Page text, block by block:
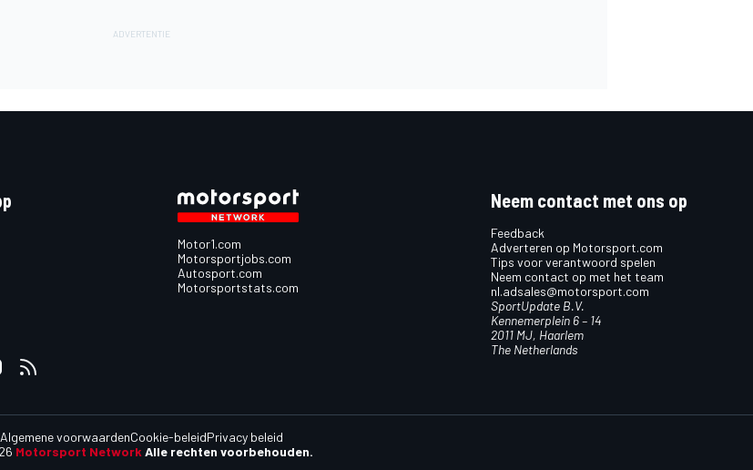
Motor1.com
Motorsportjobs.com
Autosport.com
Motorsportstats.com
Neem contact met ons op
Feedback
Adverteren op Motorsport.com
Tips voor verantwoord spelen
Neem contact op met het team
nl.adsales@motorsport.com
SportUpdate B.V.
Kennemerplein 6 – 14
2011 MJ, Haarlem
The Netherlands
Motorsport Network Alle rechten voorbehouden.
Algemene voorwaardenCookie-beleidPrivacy beleid